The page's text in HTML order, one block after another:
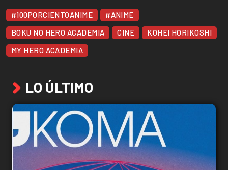
#100PORCIENTOANIME
#ANIME
BOKU NO HERO ACADEMIA
CINE
KOHEI HORIKOSHI
MY HERO ACADEMIA
LO ÚLTIMO